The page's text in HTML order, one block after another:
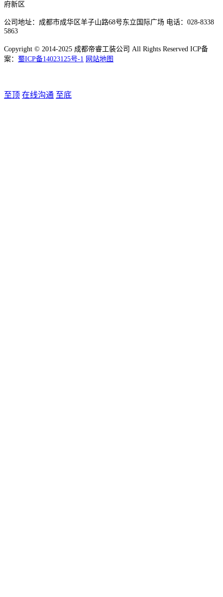
府新区
公司地址：成都市成华区羊子山路68号东立国际广场 电话：028-8338
5863
Copyright © 2014-2025 成都帝睿工装公司 All Rights Reserved ICP备
案： 蜀ICP备14023125号-1 网站地图
至顶 在线沟通 至底